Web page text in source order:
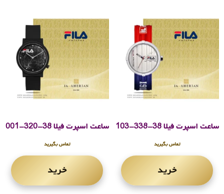
ساعت اسپرت فیلا 38-338-103
تماس بگیرید
خرید
ساعت اسپرت فیلا 38-320-001
تماس بگیرید
خرید